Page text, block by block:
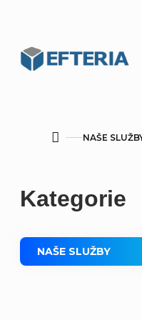
DomůNAŠE
o
s
Přeskočit
kategorie
Kategorie
NAŠE SLUŽBY